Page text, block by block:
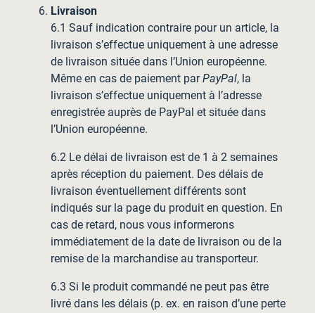
Livraison
6.1 Sauf indication contraire pour un article, la
livraison s’effectue uniquement à une adresse
de livraison située dans l’Union européenne.
Même en cas de paiement parPayPal, la
livraison s’effectue uniquement à l’adresse
enregistrée auprès de PayPal et située dans
l’Union européenne.
6.2 Le délai de livraison est de 1 à 2 semaines
après réception du paiement. Des délais de
livraison éventuellement différents sont
indiqués sur la page du produit en question. En
cas de retard, nous vous informerons
immédiatement de la date de livraison ou de la
remise de la marchandise au transporteur.
6.3 Si le produit commandé ne peut pas être
livré dans les délais (p. ex. en raison d’une perte